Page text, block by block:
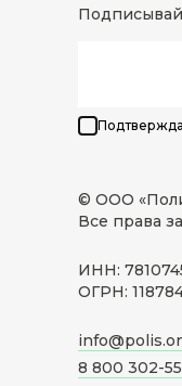
© ООО
Все права
ИНН:
ОГРН:
8 800 302-